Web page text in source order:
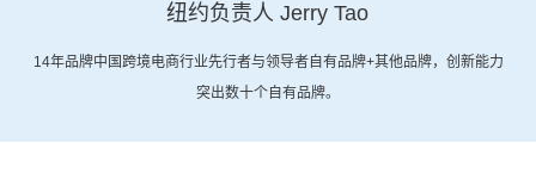
纽约负责人 Jerry Tao
14年品牌中国跨境电商行业先行者与领导者自有品牌+其他品牌，创新能力
突出数十个自有品牌。